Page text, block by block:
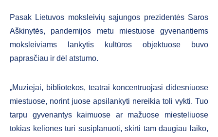
Pasak Lietuvos moksleivių sąjungos prezidentės Saros
Aškinytės, pandemijos metu miestuose gyvenantiems
moksleiviams lankytis kultūros objektuose buvo
paprasčiau ir dėl atstumo.
„Muziejai, bibliotekos, teatrai koncentruojasi didesniuose
miestuose, norint juose apsilankyti nereikia toli vykti. Tuo
tarpu gyvenantys kaimuose ar mažuose miesteliuose
tokias keliones turi susiplanuoti, skirti tam daugiau laiko,